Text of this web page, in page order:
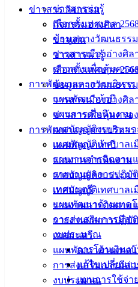
ข่าวสารน่ารู้
เลือกตั้งเทศบาล
ข้อมูลทางวัฒนธรรม
วารสารเมืองอ่างศิล
ข่าวสารเพื่อคุ้มครอ
การพัฒนาและการบริหาร
แผนพัฒนาห้าปี
แผนการดำเนินงาน
เทศบัญญัติงบประม
เทศบัญญัติเทศบาลเ
รายงานการติดตาม
รายงานผลการปฏิบั
เทศมนตรี
แผนพัฒนาด้านเทค
การส่งเสริมการมีส่
งบประมาณ
การโอนเงินง
แก้ไขเปลี่ยนแ
แผนการใช้จ่า
ข่าวสาร กิจกรรม
กิจกรรมอ่างศิลา
ข่าวเด่น
ข่าวสารน่ารู้
เลือกตั้งเทศบาล
ข้อมูลทางวัฒนธรรม
วารสารเมืองอ่างศิล
ข่าวสารเพื่อคุ้มครอ
การพัฒนาและการบริหาร
แผนพัฒนาห้าปี
แผนการดำเนินงาน
เทศบัญญัติงบประม
เทศบัญญัติเทศบาลเ
รายงานการติดตาม
รายงานผลการปฏิบั
เทศมนตรี
แผนพัฒนาด้านเทค
การส่งเสริมการมีส่
งบประมาณ
ซื้อแบตเตอรี่รถยนต์ ทะเบียน กย
เทศบาล
เมืองอ่าง
สำนักงาน
เทศบาลเมือง
อ่างศิลา 90/338
ม.3 ต.เสม็ด
อ.เมือง จ.ชลบุรี